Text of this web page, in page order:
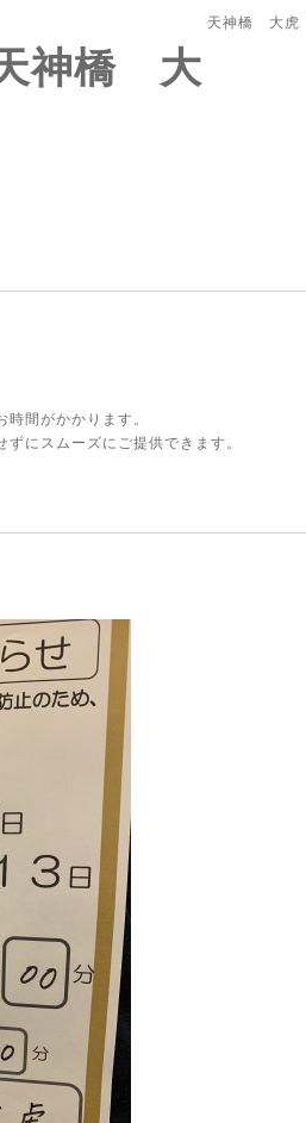
天神橋 大虎
神橋 大
間がかかります。
にスムーズにご提供できます。